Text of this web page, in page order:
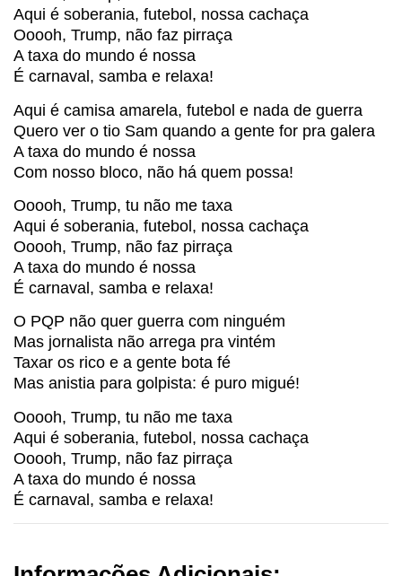
Aqui é soberania, futebol, nossa cachaça
Ooooh, Trump, não faz pirraça
A taxa do mundo é nossa
É carnaval, samba e relaxa!
Aqui é camisa amarela, futebol e nada de guerra
Quero ver o tio Sam quando a gente for pra galera
A taxa do mundo é nossa
Com nosso bloco, não há quem possa!
Ooooh, Trump, tu não me taxa
Aqui é soberania, futebol, nossa cachaça
Ooooh, Trump, não faz pirraça
A taxa do mundo é nossa
É carnaval, samba e relaxa!
O PQP não quer guerra com ninguém
Mas jornalista não arrega pra vintém
Taxar os rico e a gente bota fé
Mas anistia para golpista: é puro migué!
Ooooh, Trump, tu não me taxa
Aqui é soberania, futebol, nossa cachaça
Ooooh, Trump, não faz pirraça
A taxa do mundo é nossa
É carnaval, samba e relaxa!